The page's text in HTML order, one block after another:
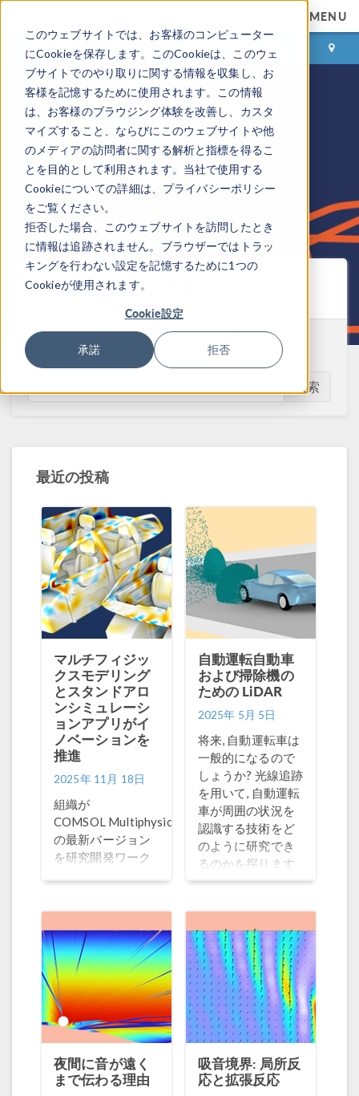
このウェブサイトでは、お客様のコンピューター
にCookieを保存します。このCookieは、このウェ
ブサイトでのやり取りに関する情報を収集し、お
客様を記憶するために使用されます。この情報
は、お客様のブラウジング体験を改善し、カスタ
マイズすること、ならびにこのウェブサイトや他
のメディアの訪問者に関する解析と指標を得るこ
とを目的として利用されます。当社で使用する
Cookieについての詳細は、プライバシーポリシー
をご覧ください。
拒否した場合、このウェブサイトを訪問したとき
に情報は追跡されません。ブラウザーではトラッ
キングを行わない設定を記憶するために1つの
Cookieが使用されます。
Cookie設定
承諾 拒否
MENU
ログイン お問い合わせ
COMSOL ブログ
ページ当たり表示数:
検索
最近の投稿
マルチフィジッ
クスモデリング
とスタンドアロ
ンシミュレーシ
ョンアプリがイ
ノベーションを
推進
2025年 11月 18日
組織が
COMSOL Multiphysics
の最新バージョン
を研究開発ワーク
き理由をご覧くだ
さい.
自動運転自動車
および掃除機の
ための LiDAR
2025年 5月 5日
将来, 自動運転車は
一般的になるので
しょうか? 光線追跡
を用いて, 自動運転
車が周囲の状況を
認識する技術をど
のように研究でき
るのかを探ります.
夜間に音が遠く
まで伝わる理由
吸音境界: 局所反
応と拡張反応